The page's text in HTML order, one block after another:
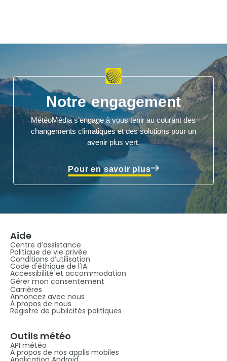
Notre engagement
MétéoMédia s’engage à vous tenir au courant des
changements climatiques et des solutions pour un
avenir plus vert.
Pour en savoir plus
Aide
Centre d’assistance
Politique de vie privée
Conditions d’utilisation
Code d'éthique de l'IA
Accessibilité et accommodation
Gérer mon consentement
Carrières
Annoncez avec nous
À propos de nous
Registre de publicités politiques
Outils météo
API météo
À propos de nos applis mobiles